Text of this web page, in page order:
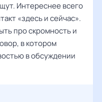
Интереснее всего
«здесь и сейчас».
про скромность и
в котором
в обсуждении